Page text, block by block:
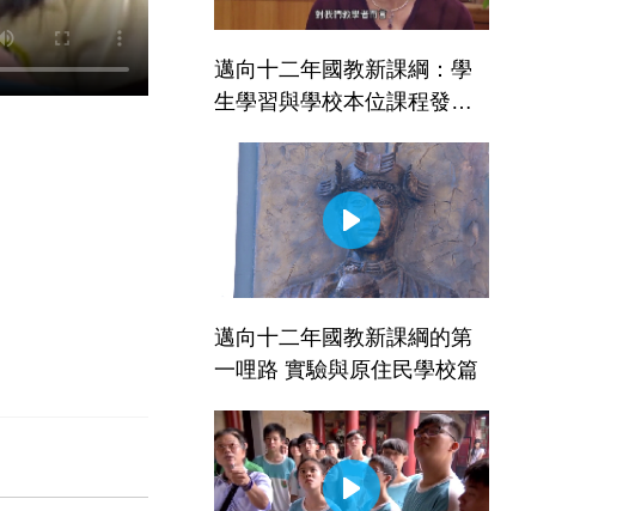
邁向十二年國教新課綱：學
生學習與學校本位課程發展─
邁向十二年國教新課綱的第
一哩路 實驗與原住民學校篇